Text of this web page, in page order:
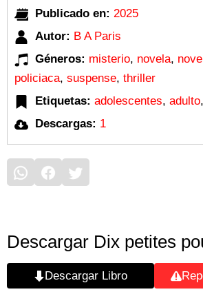
Publicado en: 2025
Autor: B A Paris
Géneros: misterio, novela,
policiaca, suspense, thriller
Etiquetas: adolescentes, adulto,
Descargas: 1
Descargar Dix petites
Descargar Libro